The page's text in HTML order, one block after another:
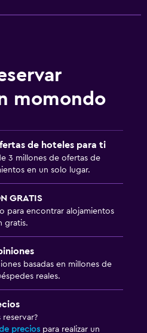
momondo
de hoteles para ti
3 millones de ofertas de
en un solo lugar.
GRATIS
para encontrar alojamientos
gratis.
basadas en millones de
reales.
reservar?
precios para realizar un